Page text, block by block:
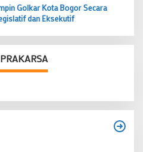
Golkar Kota Bogor Secara
dan Eksekutif